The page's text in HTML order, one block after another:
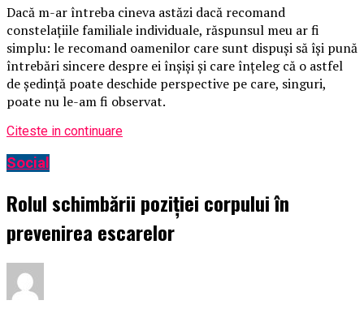
Dacă m-ar întreba cineva astăzi dacă recomand
constelațiile familiale individuale, răspunsul meu ar fi
simplu: le recomand oamenilor care sunt dispuși să își pună
întrebări sincere despre ei înșiși și care înțeleg că o astfel
de ședință poate deschide perspective pe care, singuri,
poate nu le-am fi observat.
Citeste in continuare
Social
Rolul schimbării poziției corpului în
prevenirea escarelor